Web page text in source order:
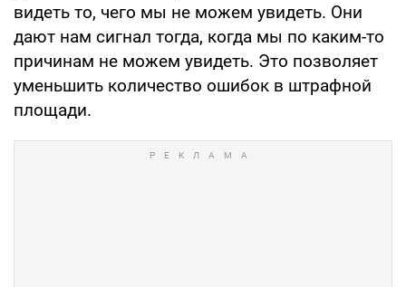
видеть то, чего мы не можем увидеть. Они
дают нам сигнал тогда, когда мы по каким-то
причинам не можем увидеть. Это позволяет
уменьшить количество ошибок в штрафной
площади.